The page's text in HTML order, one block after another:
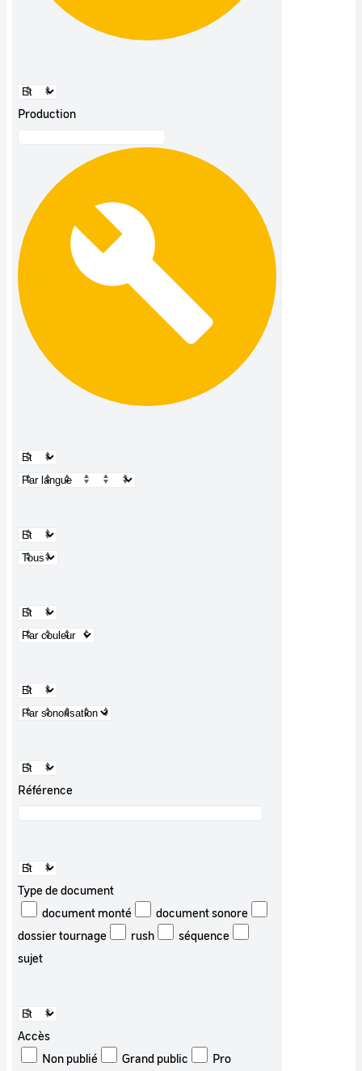
Production
Référence
Type de document
document monté
document sonore
dossier tournage
rush
séquence
sujet
Accès
Non publié
Grand public Pro